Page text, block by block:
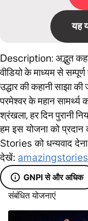
यह
Description: अद्भुत
वीडियो के माध्यम से
उद्धार की कहानी साझा
परमेश्वर के महान सामर्थ्य
श्रंखला, हर दिन पुरानी
हम इस योजना को
Stories को धन्यवाद
देखें:
GNPI से और अधिक
संबंधित योजनाएं